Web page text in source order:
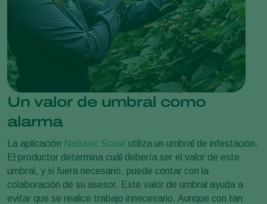
Un valor de umbral como
alarma
La aplicación Natutec Scout utiliza un umbral de infestación.
El productor determina cuál debería ser el valor de este
umbral, y si fuera necesario, puede contar con la
colaboración de su asesor. Este valor de umbral ayuda a
evitar que se realice trabajo innecesario. Aunque con tan